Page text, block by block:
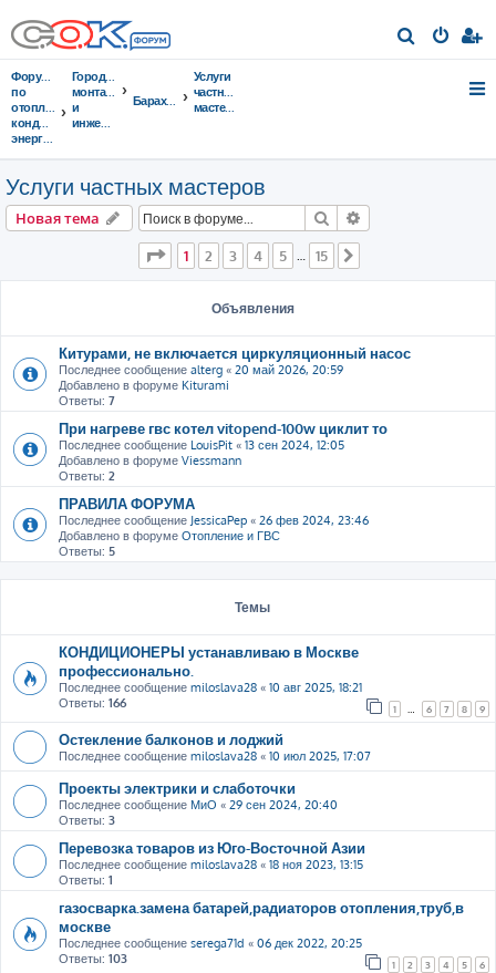
о
Форумы
по
отоплению,
кондиционированию,
энергосбережению
Городок
монтажников
и
инженеров
Барахолка
Услуги
частных
мастеров
Услуги частных мастеров
Новая тема Поиск
Страница из 15
1 2 3 4 5 … 15
Объявления
Китурами, не включается циркуляционный насос
Последнее сообщение alterg « 20 май 2026, 20:59
Добавлено в форуме Kiturami
Ответы: 7
При нагреве гвс котел vitopend-100w циклит то
Последнее сообщение LouisPit « 13 сен 2024, 12:05
Добавлено в форуме Viessmann
Ответы: 2
ПРАВИЛА ФОРУМА
Последнее сообщение JessicaPep « 26 фев 2024, 23:46
Добавлено в форуме Отопление и ГВС
Ответы: 5
Темы
КОНДИЦИОНЕРЫ устанавливаю в Москве
профессионально.
Последнее сообщение miloslava28 « 10 авг 2025, 18:21
Ответы: 166 1 6 7 8 9
Остекление балконов и лоджий
Последнее сообщение miloslava28 « 10 июл 2025, 17:07
Проекты электрики и слаботочки
Последнее сообщение МиО « 29 сен 2024, 20:40
Ответы: 3
Перевозка товаров из Юго-Восточной Азии
Последнее сообщение miloslava28 « 18 ноя 2023, 13:15
Ответы: 1
газосварка.замена батарей,радиаторов отопления,труб,в
москве
Последнее сообщение serega71d « 06 дек 2022, 20:25
Ответы: 103 1 2 3 4 5 6